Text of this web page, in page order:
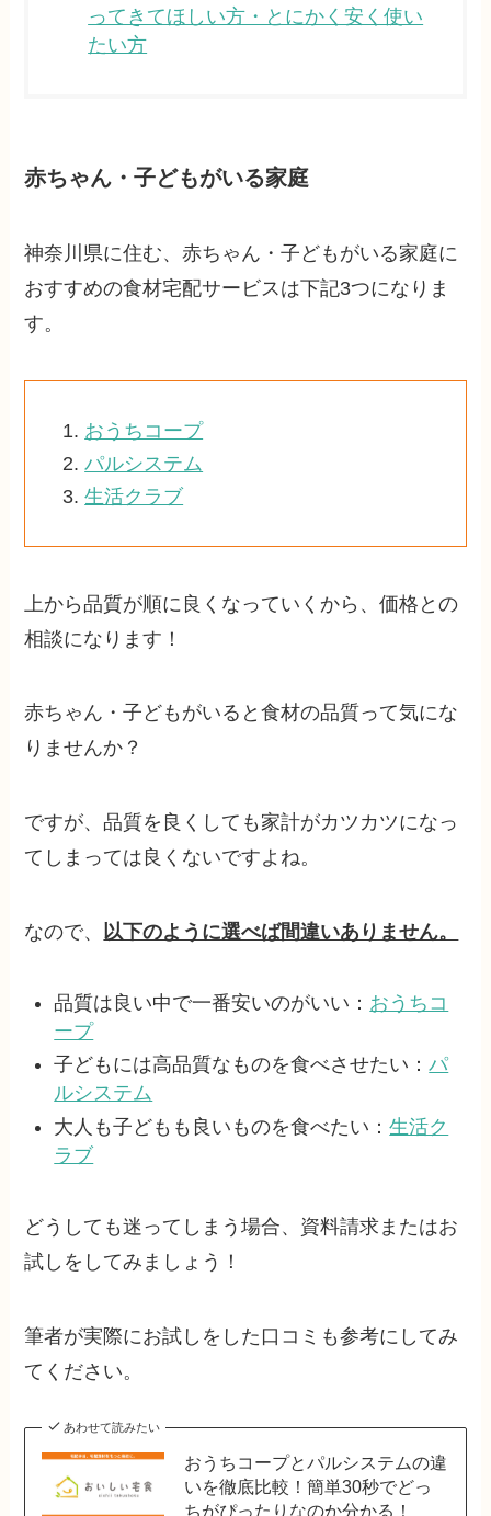
ってきてほしい方・とにかく安く使い
たい方
赤ちゃん・子どもがいる家庭
神奈川県に住む、赤ちゃん・子どもがいる家庭に
おすすめの食材宅配サービスは下記3つになりま
す。
おうちコープ
パルシステム
生活クラブ
上から品質が順に良くなっていくから、価格との
相談になります！
赤ちゃん・子どもがいると食材の品質って気にな
りませんか？
ですが、品質を良くしても家計がカツカツになっ
てしまっては良くないですよね。
なので、 以下のように選べば間違いありません。
品質は良い中で一番安いのがいい： おうちコ
ープ
子どもには高品質なものを食べさせたい：パ
ルシステム
大人も子どもも良いものを食べたい：生活ク
ラブ
どうしても迷ってしまう場合、資料請求またはお
試しをしてみましょう！
筆者が実際にお試しをした口コミも参考にしてみ
てください。
あわせて読みたい
おうちコープとパルシステムの違
いを徹底比較！簡単30秒でどっ
ちがぴったりなのか分かる！